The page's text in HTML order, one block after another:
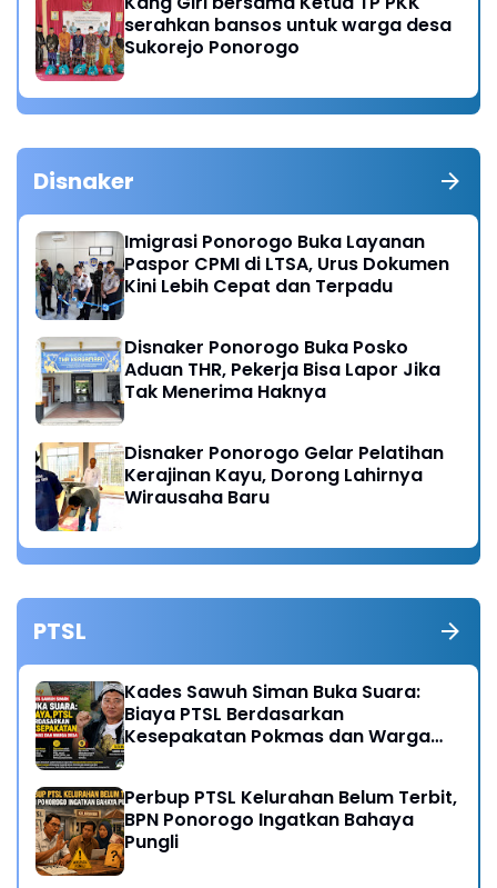
serahkan bansos untuk warga desa
Sukorejo Ponorogo
Disnaker
Imigrasi Ponorogo Buka Layanan
Paspor CPMI di LTSA, Urus Dokumen
Kini Lebih Cepat dan Terpadu
Disnaker Ponorogo Buka Posko
Aduan THR, Pekerja Bisa Lapor Jika
Tak Menerima Haknya
Disnaker Ponorogo Gelar Pelatihan
Kerajinan Kayu, Dorong Lahirnya
Wirausaha Baru
PTSL
Kades Sawuh Siman Buka Suara:
Biaya PTSL Berdasarkan
Kesepakatan Pokmas dan Warga
Perbup PTSL Kelurahan Belum Terbit,
BPN Ponorogo Ingatkan Bahaya
Pungli